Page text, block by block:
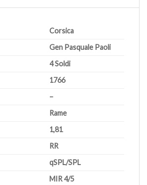
Corsica
Gen Pasquale Paoli
4 Soldi
1766
–
Rame
1,81
RR
qSPL/SPL
MIR 4/5